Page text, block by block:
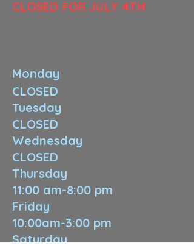
​CLOSED FOR JULY 4TH
Monday
CLOSED
Tuesday
CLOSED
Wednesday
CLOSED
Thursday
11:00 am-8:00 pm
Friday
10:00am-3:00 pm
Saturday